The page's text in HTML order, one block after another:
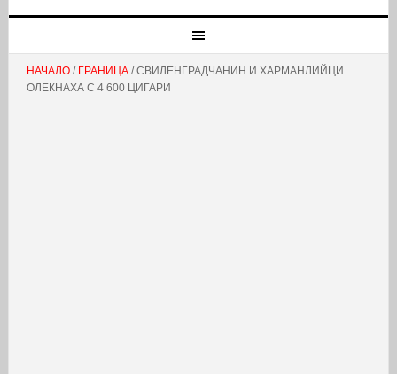
НАЧАЛО/ ГРАНИЦА/ СВИЛЕНГРАДЧАНИН И ХАРМАНЛИЙЦИ
ОЛЕКНАХА С 4 600 ЦИГАРИ